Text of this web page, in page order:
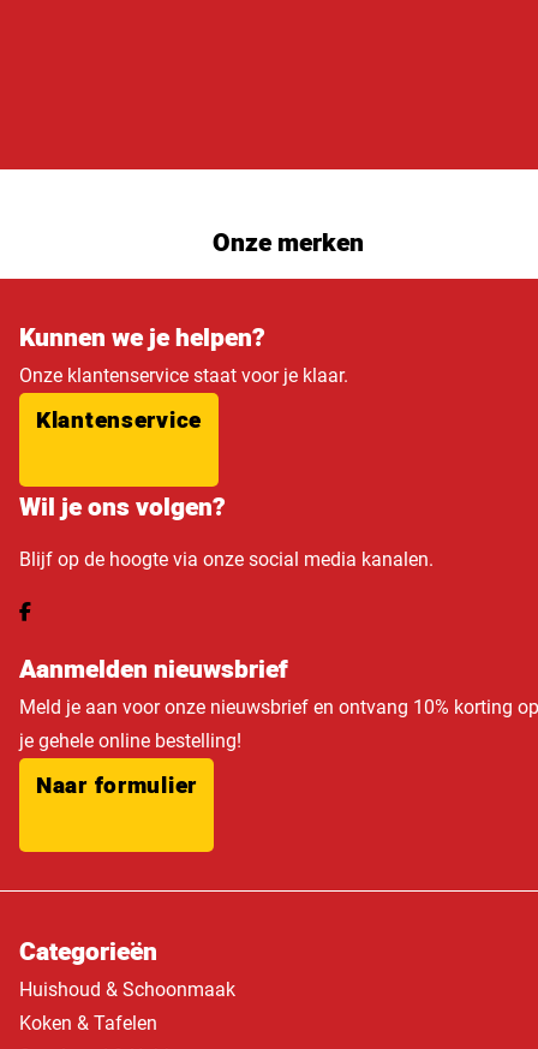
Onze merken
Kunnen we je helpen?
Onze klantenservice staat voor je klaar.
Klantenservice
Wil je ons volgen?
Blijf op de hoogte via onze social media kanalen.
Aanmelden nieuwsbrief
Meld je aan voor onze nieuwsbrief en ontvang 10% korting op
je gehele online bestelling!
Naar formulier
Categorieën
Huishoud & Schoonmaak
Koken & Tafelen